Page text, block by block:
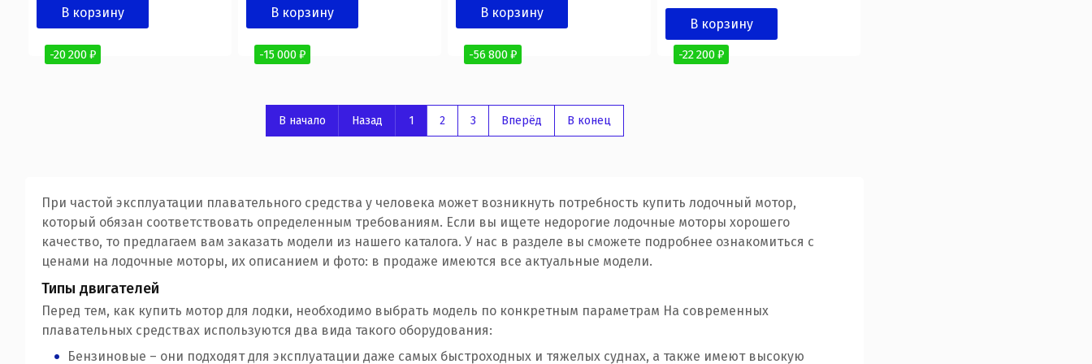
-20 200 ₽
В корзину
-15 000 ₽
В корзину
-56 800 ₽
В корзину
-22 200 ₽
В корзину
В начало Назад 1 2 3 Вперёд В конец
При частой эксплуатации плавательного средства у человека может возникнуть потребность купить лодочный мотор,
который обязан соответствовать определенным требованиям. Если вы ищете недорогие лодочные моторы хорошего
качество, то предлагаем вам заказать модели из нашего каталога. У нас в разделе вы сможете подробнее ознакомиться с
ценами на лодочные моторы, их описанием и фото: в продаже имеются все актуальные модели.
Типы двигателей
Перед тем, как купить мотор для лодки, необходимо выбрать модель по конкретным параметрам На современных
плавательных средствах используются два вида такого оборудования:
Бензиновые – они подходят для эксплуатации даже самых быстроходных и тяжелых суднах, а также имеют высокую